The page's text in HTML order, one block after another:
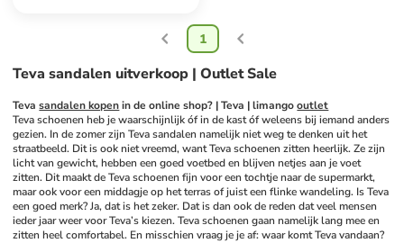
1
Teva sandalen uitverkoop | Outlet Sale
Teva sandalen kopen in de online shop? | Teva | limango outlet
Teva schoenen heb je waarschijnlijk óf in de kast óf weleens bij iemand anders
gezien. In de zomer zijn Teva sandalen namelijk niet weg te denken uit het
straatbeeld. Dit is ook niet vreemd, want Teva schoenen zitten heerlijk. Ze zijn
licht van gewicht, hebben een goed voetbed en blijven netjes aan je voet
zitten. Dit maakt de Teva schoenen fijn voor een tochtje naar de supermarkt,
maar ook voor een middagje op het terras of juist een flinke wandeling. Is Teva
een goed merk? Ja, dat is het zeker. Dat is dan ook de reden dat veel mensen
ieder jaar weer voor Teva’s kiezen. Teva schoenen gaan namelijk lang mee en
zitten heel comfortabel. En misschien vraag je je af: waar komt Teva vandaan?